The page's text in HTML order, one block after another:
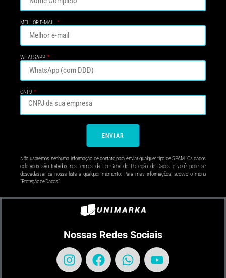
MELHOR E-MAIL
WHATSAPP
CNPJ
ENVIAR
Não usaremos nenhuma informação de contato para enviar qualquer tipo de SPAM. Os dados
coletados são tratados nos termos da Lei Geral de Proteção de Dados e você pode se
descadastrar da nossa lista a qualquer momento. Para mais informações, acesse o menu
“Proteção de Dados”.
Nossas Redes Sociais